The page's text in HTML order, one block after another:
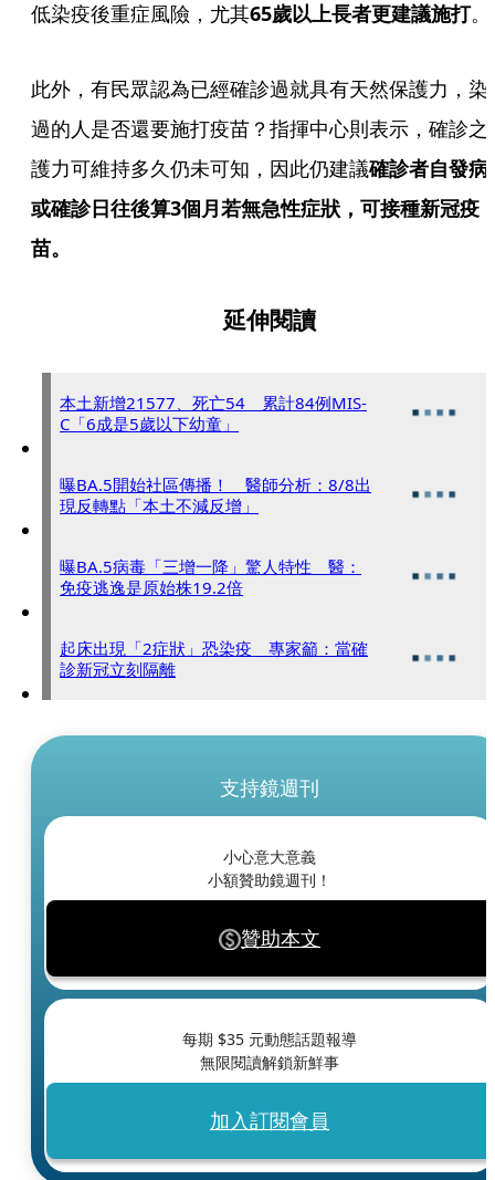
低染疫後重症風險，尤其65歲以上長者更建議施打。
此外，有民眾認為已經確診過就具有天然保護力，染
過的人是否還要施打疫苗？指揮中心則表示，確診之
護力可維持多久仍未可知，因此仍建議確診者自發病
或確診日往後算3個月若無急性症狀，可接種新冠疫
苗。
延伸閱讀
本土新增21577、死亡54 累計84例MIS-
C「6成是5歲以下幼童」
曝BA.5開始社區傳播！ 醫師分析：8/8出
現反轉點「本土不減反增」
曝BA.5病毒「三增一降」驚人特性 醫：
免疫逃逸是原始株19.2倍
起床出現「2症狀」恐染疫 專家籲：當確
診新冠立刻隔離
支持鏡週刊
小心意大意義
小額贊助鏡週刊！
贊助本文
每期 $35 元動態話題報導
無限閱讀解鎖新鮮事
加入訂閱會員